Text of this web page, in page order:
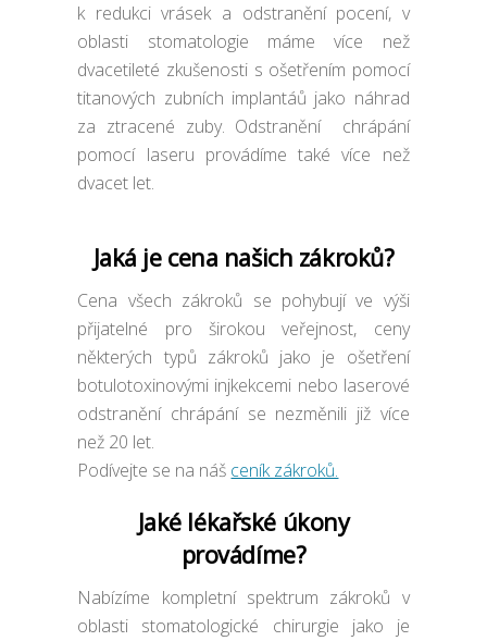
k redukci vrásek a odstranění pocení, v
oblasti stomatologie máme více než
dvacetileté zkušenosti s ošetřením pomocí
titanových zubních implantáů jako náhrad
za ztracené zuby. Odstranění chrápání
pomocí laseru provádíme také více než
dvacet let.
Jaká je cena našich zákroků?
Cena všech zákroků se pohybují ve výši
přijatelné pro širokou veřejnost, ceny
některých typů zákroků jako je ošetření
botulotoxinovými injkekcemi nebo laserové
odstranění chrápání se nezměnili již více
než 20 let.
Podívejte se na náš ceník zákroků.
Jaké lékařské úkony
provádíme?
Nabízíme kompletní spektrum zákroků v
oblasti stomatologické chirurgie jako je